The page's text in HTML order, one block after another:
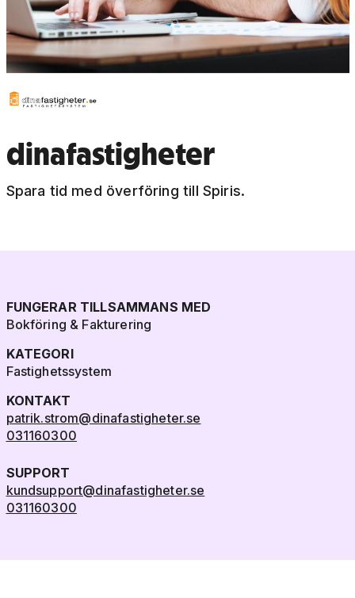
dinafastigheter
Spara tid med överföring till Spiris.
FUNGERAR TILLSAMMANS MED
Bokföring & Fakturering
KATEGORI
Fastighetssystem
KONTAKT
patrik.strom@dinafastigheter.se
031160300
SUPPORT
kundsupport@dinafastigheter.se
031160300